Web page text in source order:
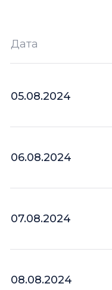
Дата
05.08.2024
06.08.2024
07.08.2024
08.08.2024